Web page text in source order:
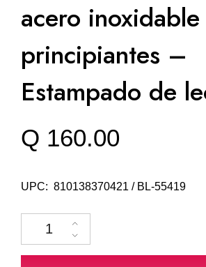
acero
principiantes –
Estampado de
Q 160.00
UPC: 810138370421 / BL-55419
Esposas Temptasia de acero inoxidable